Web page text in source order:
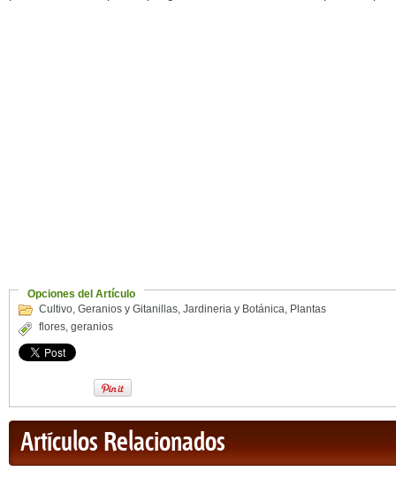
Opciones del Artículo
Cultivo, Geranios y Gitanillas, Jardineria y Botánica, Plantas
flores, geranios
Artículos Relacionados